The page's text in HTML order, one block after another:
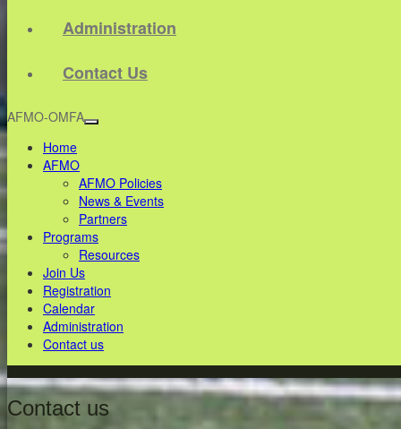
Administration
Contact Us
AFMO-OMFA
Home
AFMO
AFMO Policies
News & Events
Partners
Programs
Resources
Join Us
Registration
Calendar
Administration
Contact us
Contact us